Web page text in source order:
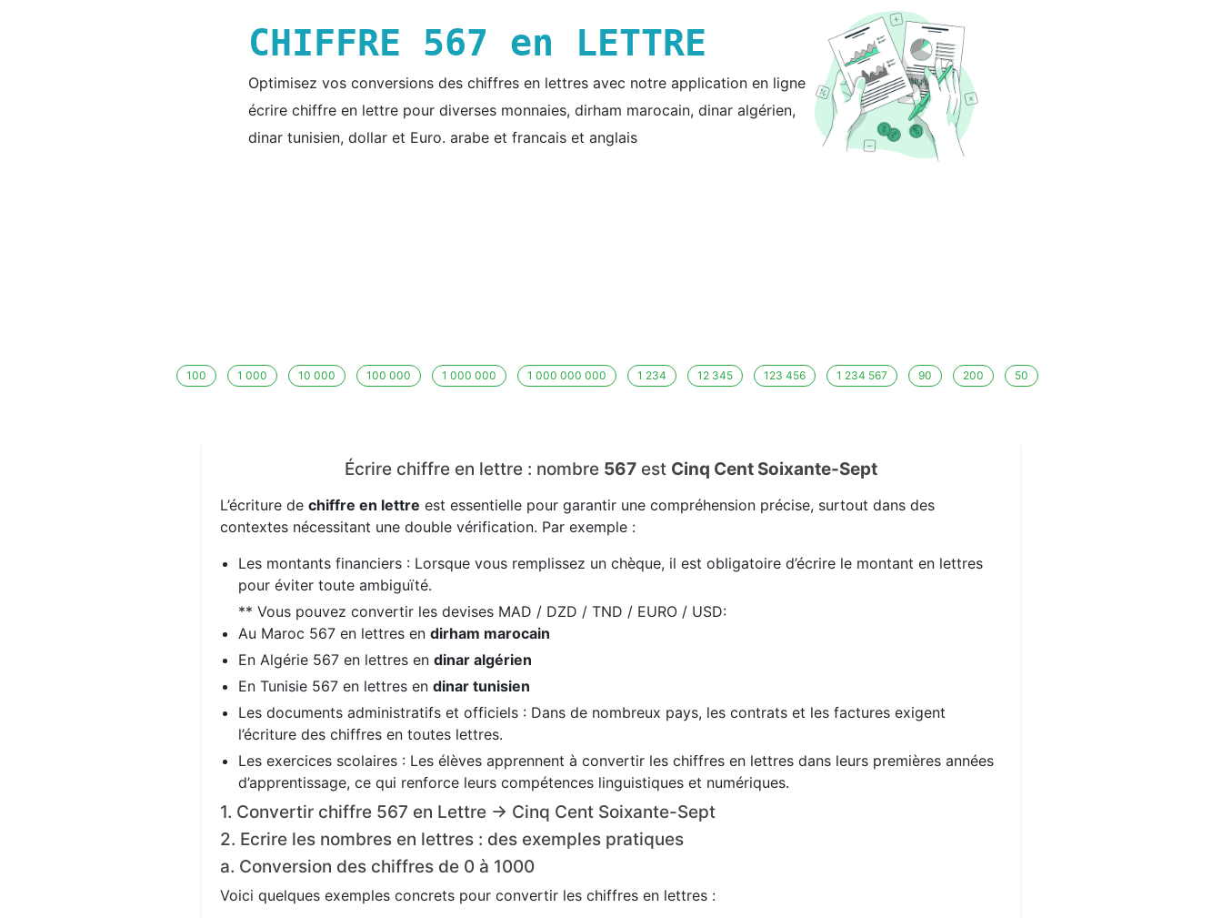
CHIFFRE 567 en LETTRE
Optimisez vos conversions des chiffres en lettres avec notre application en ligne
écrire chiffre en lettre pour diverses monnaies, dirham marocain, dinar algérien,
dinar tunisien, dollar et Euro. arabe et francais et anglais
100 1 000 10 000 100 000 1 000 000 1 000 000 000 1 234 12 345 123 456 1 234 567 90 200 50
Écrire chiffre en lettre : nombre 567 est Cinq Cent Soixante-Sept
L’écriture de chiffre en lettre est essentielle pour garantir une compréhension précise, surtout dans des
contextes nécessitant une double vérification. Par exemple :
Les montants financiers : Lorsque vous remplissez un chèque, il est obligatoire d’écrire le montant en lettres
pour éviter toute ambiguïté.
** Vous pouvez convertir les devises MAD / DZD / TND / EURO / USD:
Au Maroc 567 en lettres en dirham marocain
En Algérie 567 en lettres en dinar algérien
En Tunisie 567 en lettres en dinar tunisien
Les documents administratifs et officiels : Dans de nombreux pays, les contrats et les factures exigent
l’écriture des chiffres en toutes lettres.
Les exercices scolaires : Les élèves apprennent à convertir les chiffres en lettres dans leurs premières années
d’apprentissage, ce qui renforce leurs compétences linguistiques et numériques.
1. Convertir chiffre 567 en Lettre → Cinq Cent Soixante-Sept
2. Ecrire les nombres en lettres : des exemples pratiques
a. Conversion des chiffres de 0 à 1000
Voici quelques exemples concrets pour convertir les chiffres en lettres :